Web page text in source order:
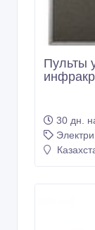
Пульты
30 дн.